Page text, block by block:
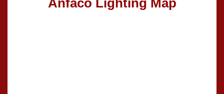
Anfaco Lighting Map